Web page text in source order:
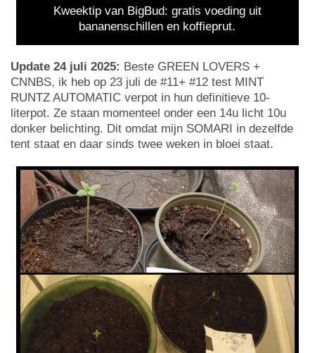
Kweektip van BigBud: gratis voeding uit
bananenschillen en koffieprut.
Update 24 juli 2025: Beste GREEN LOVERS +
CNNBS, ik heb op 23 juli de #11+ #12 test MINT
RUNTZ AUTOMATIC verpot in hun definitieve 10-
literpot. Ze staan momenteel onder een 14u licht 10u
donker belichting. Dit omdat mijn SOMARI in dezelfde
tent staat en daar sinds twee weken in bloei staat.